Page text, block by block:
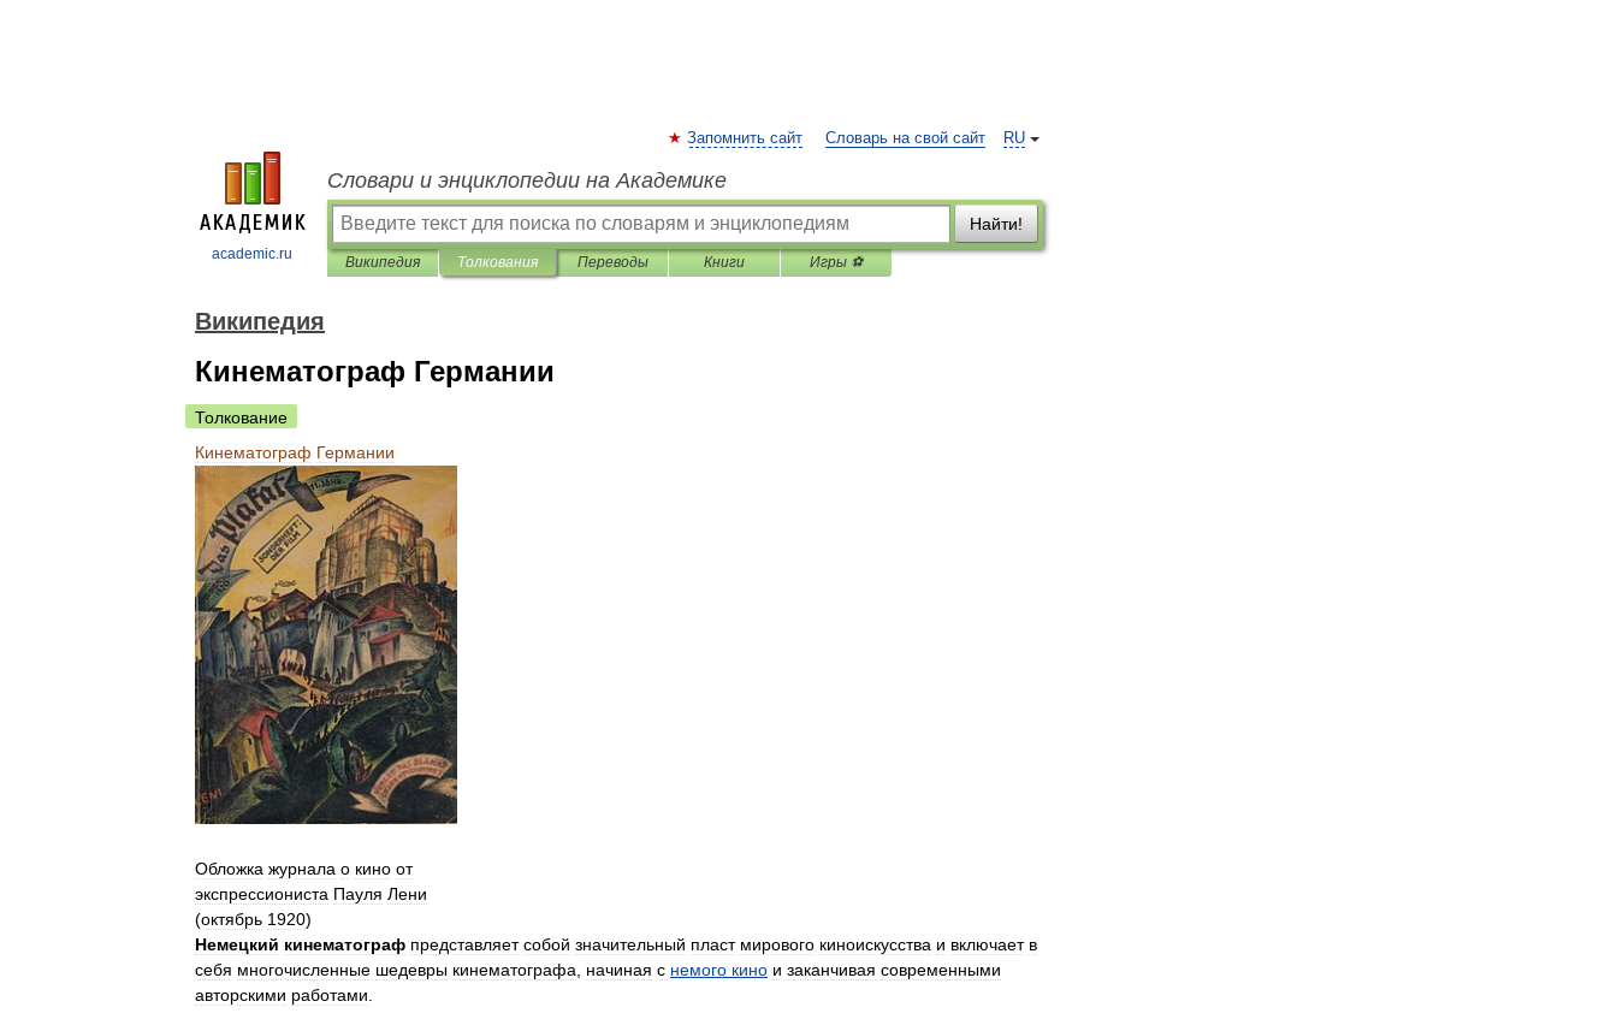
academic.ru
RU
Запомнить сайт Словарь на свой сайт
Словари и энциклопедии на Академике
Найти!
Википедия Толкования Переводы Книги Игры ⚽
Википедия
Кинематограф Германии
Толкование
Кинематограф Германии
Обложка журнала о кино от
экспрессиониста Пауля Лени
(октябрь 1920)
Немецкий кинематограф представляет собой значительный пласт мирового киноискусства и включает в
себя многочисленные шедевры кинематографа начиная с немого кино и заканчивая современными
авторскими работами